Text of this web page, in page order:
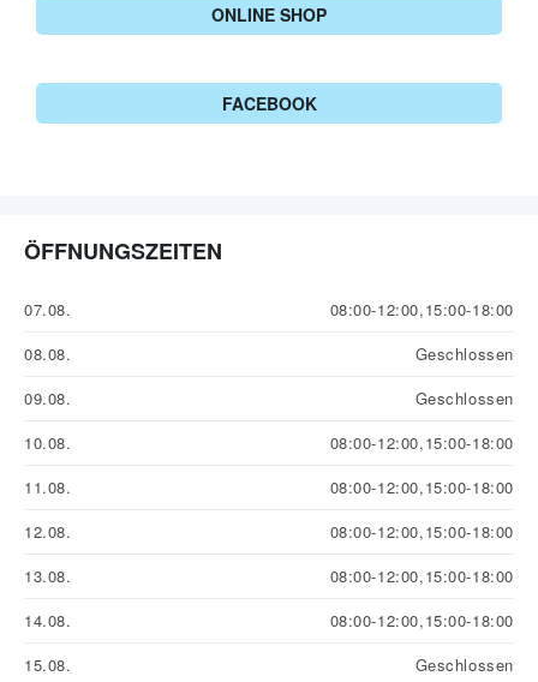
ONLINE SHOP
FACEBOOK
ÖFFNUNGSZEITEN
07.08.
08:00-12:00,15:00-18:00
08.08.
Geschlossen
09.08.
Geschlossen
10.08.
08:00-12:00,15:00-18:00
11.08.
08:00-12:00,15:00-18:00
12.08.
08:00-12:00,15:00-18:00
13.08.
08:00-12:00,15:00-18:00
14.08.
08:00-12:00,15:00-18:00
15.08.
Geschlossen